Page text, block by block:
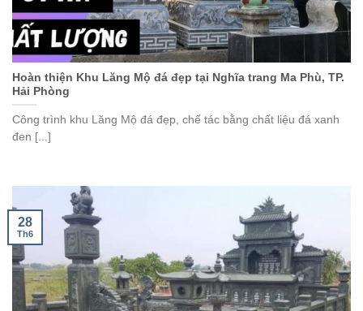
Hoàn thiện Khu Lăng Mộ đá đẹp tại Nghĩa trang Ma Phù, TP.
Hải Phòng
Công trình khu Lăng Mộ đá đẹp, chế tác bằng chất liệu đá xanh
đen [...]
28
Th6